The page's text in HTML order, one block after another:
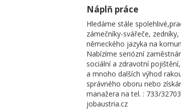
Náplň práce
Hledáme stále
zámečníky-svářeče,
německého jazyka na
Nabízíme seriózní
sociální a zdravotní
a mnoho dalších výhod
správného oboru nebo
manažera na tel. : 733/
jobaustria.cz